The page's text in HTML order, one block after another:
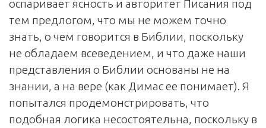
оспаривает ясность и авторитет Писания под
тем предлогом, что мы не можем точно
знать, о чем говорится в Библии, поскольку
не обладаем всеведением, и что даже наши
представления о Библии основаны не на
знании, а на вере (как Димас ее понимает). Я
попытался продемонстрировать, что
подобная логика несостоятельна, поскольку в